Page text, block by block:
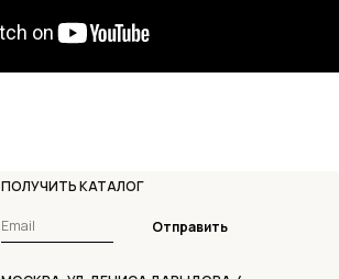
ПОЛУЧИТЬ КАТАЛОГ
Отправить